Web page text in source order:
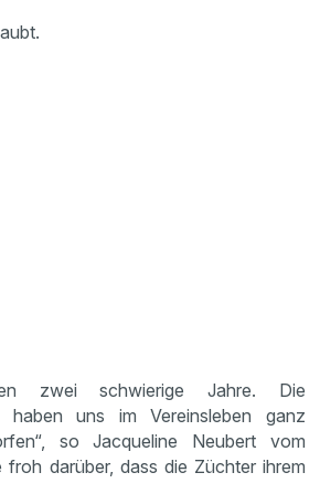
zwei schwierige Jahre. Die
haben uns im Vereinsleben ganz
so Jacqueline Neubert vom
froh darüber, dass die Züchter ihrem